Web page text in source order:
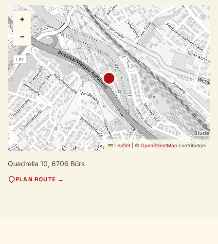
+
−
Leaflet © OpenStreetMap contributors
Quadrella 10, 6706 Bürs
PLAN ROUTE →